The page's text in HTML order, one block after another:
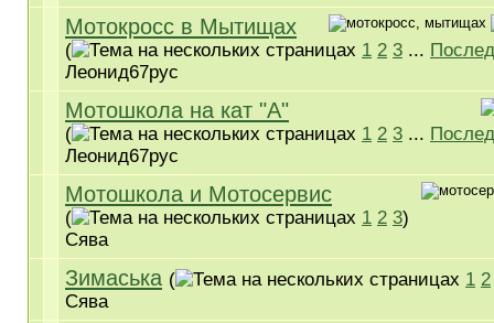
Мотокросс в Мытищах
( 1 2 3 ...
Леонид67рус
Мотошкола на кат "А"
( 1 2 3 ...
Леонид67рус
Мотошкола и Мотосервис
( 1 2 3)
Сява
Зимаська ( 1 2
Сява